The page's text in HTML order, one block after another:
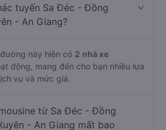
tuyến Sa Đéc - Đồng
- An Giang?
này hiện có 2 nhà xe
động, mang đến cho bạn nhiều lựa
vụ và mức giá.
từ Sa Đéc - Đồng
- An Giang mất bao